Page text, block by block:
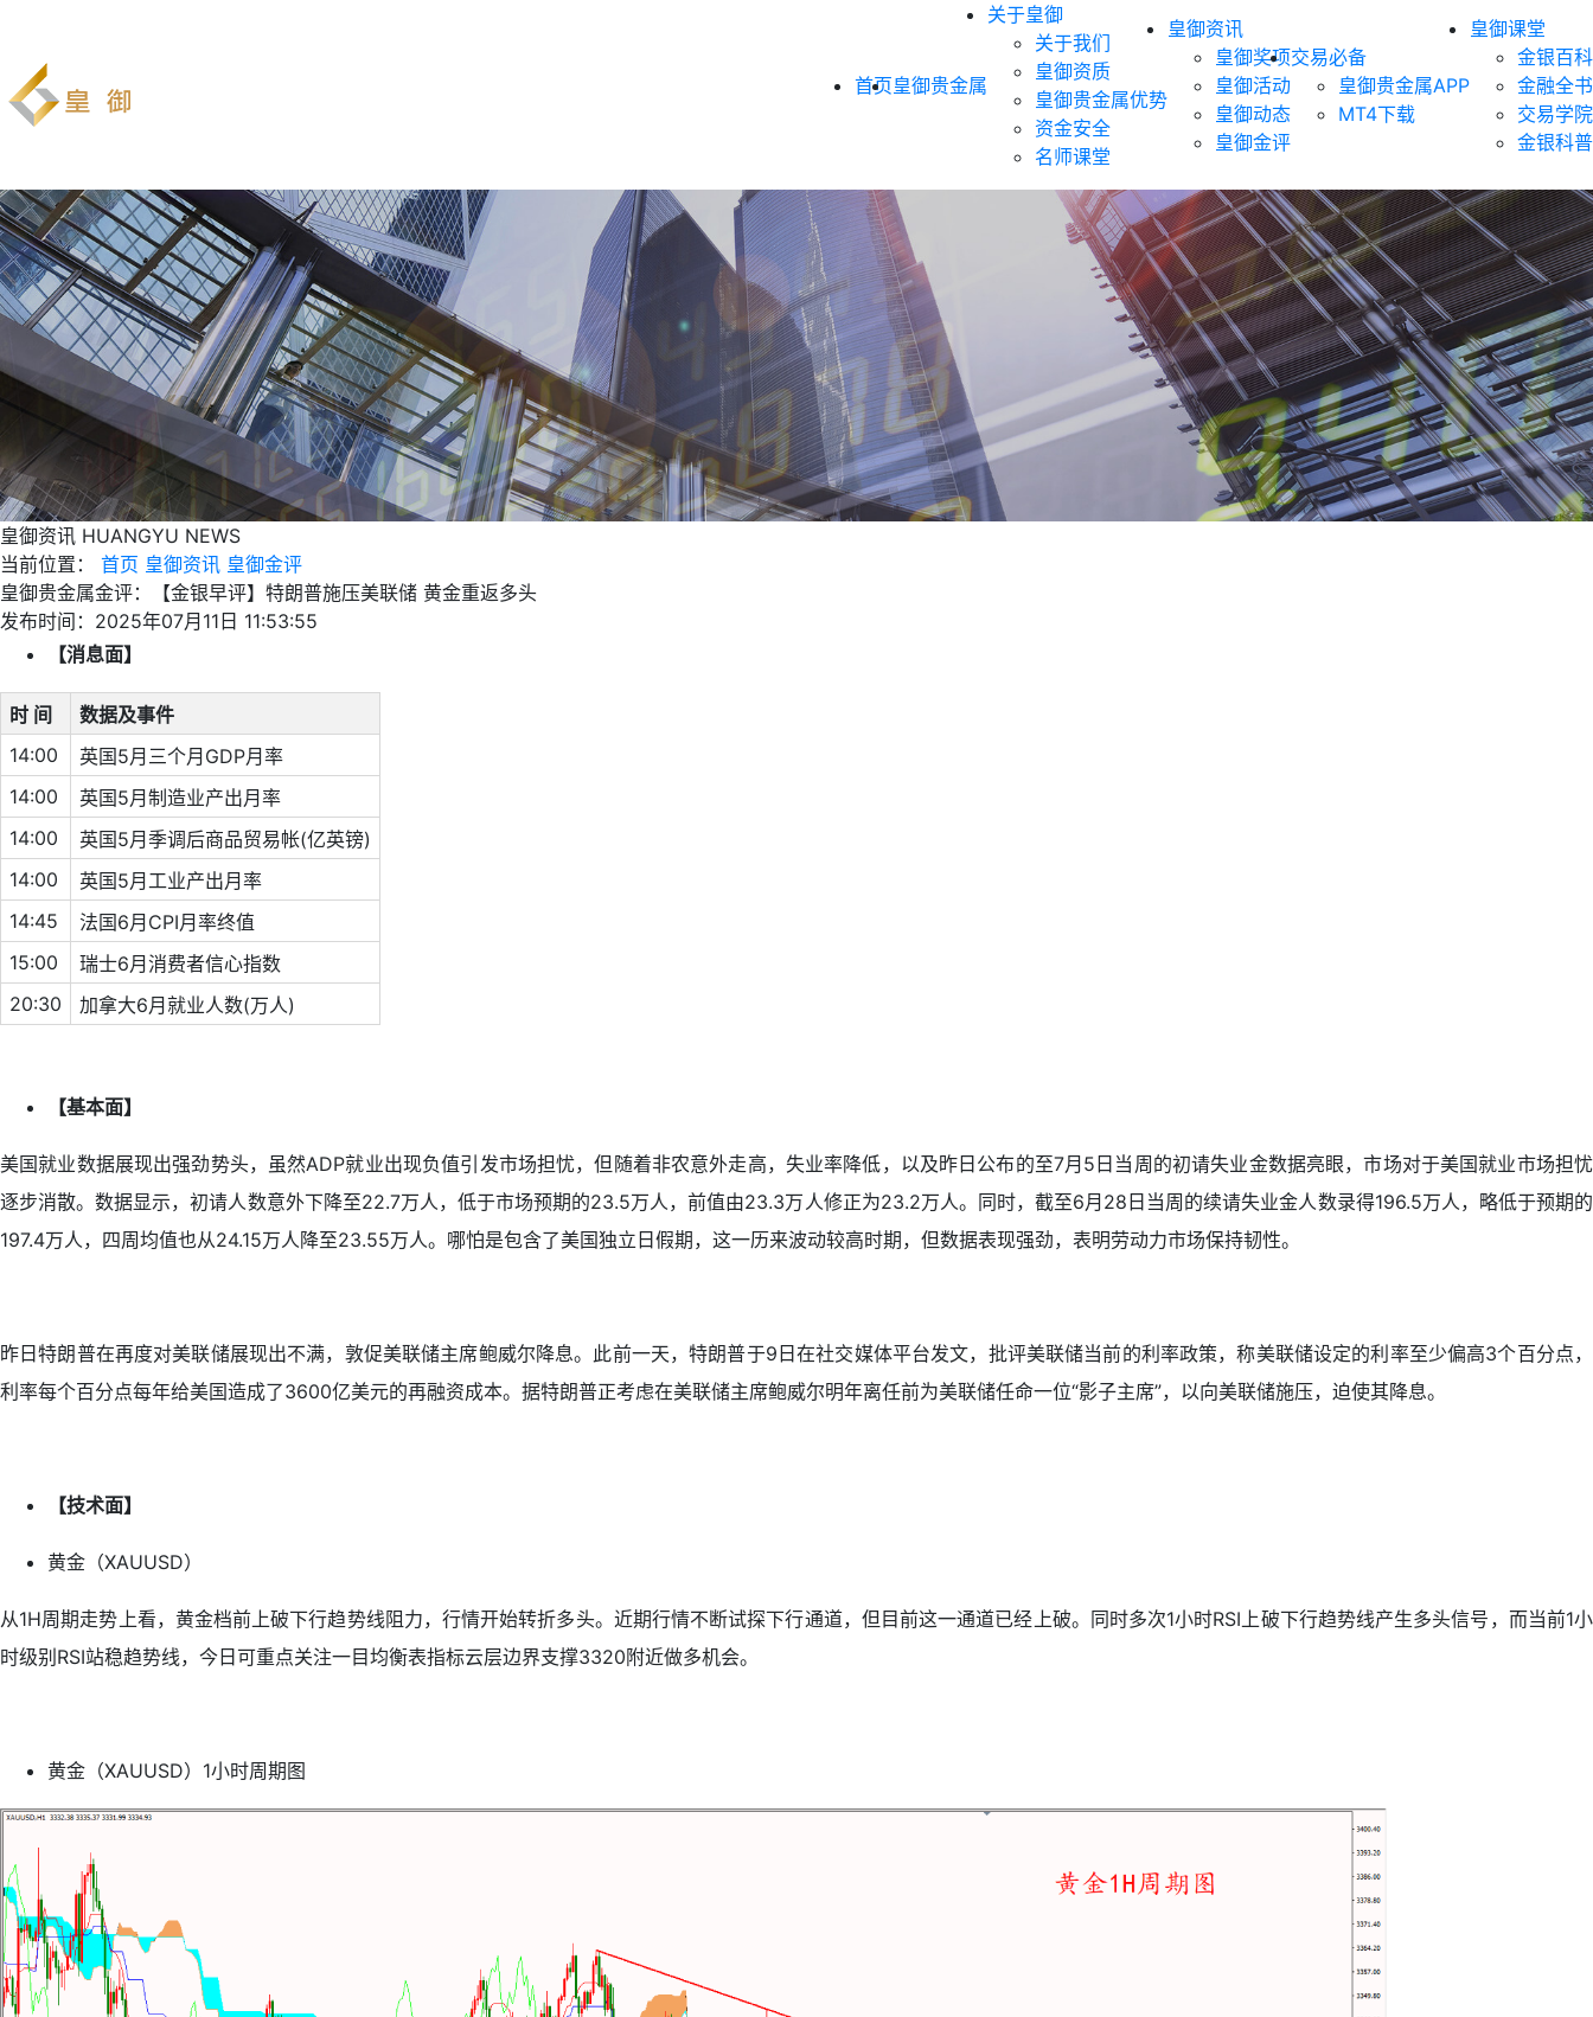
首页皇御贵金属
关于皇御
关于我们
皇御资质
皇御贵金属优势
资金安全
名师课堂
皇御资讯
皇御奖项
皇御活动
皇御动态
皇御金评
交易必备
皇御贵金属APP
MT4下载
皇御课堂
金银百科
金融全书
交易学院
金银科普
皇御资讯 HUANGYU NEWS
当前位置：
首页 皇御资讯 皇御金评
皇御贵金属金评：【金银早评】特朗普施压美联储 黄金重返多头
发布时间：2025年07月11日 11:53:55
【消息面】
时 间
数据及事件
14:00
英国5月三个月GDP月率
14:00
英国5月制造业产出月率
14:00
英国5月季调后商品贸易帐(亿英镑)
14:00
英国5月工业产出月率
14:45
法国6月CPI月率终值
15:00
瑞士6月消费者信心指数
20:30
加拿大6月就业人数(万人)
【基本面】
美国就业数据展现出强劲势头，虽然ADP就业出现负值引发市场担忧，但随着非农意外走高，失业率降低，以及昨日公布的至7月5日当周的初请失业金数据亮眼，市场对于美国就业市场担忧
逐步消散。数据显示，初请人数意外下降至22.7万人，低于市场预期的23.5万人，前值由23.3万人修正为23.2万人。同时，截至6月28日当周的续请失业金人数录得196.5万人，略低于预期的
197.4万人，四周均值也从24.15万人降至23.55万人。哪怕是包含了美国独立日假期，这一历来波动较高时期，但数据表现强劲，表明劳动力市场保持韧性。
昨日特朗普在再度对美联储展现出不满，敦促美联储主席鲍威尔降息。此前一天，特朗普于9日在社交媒体平台发文，批评美联储当前的利率政策，称美联储设定的利率至少偏高3个百分点，
利率每个百分点每年给美国造成了3600亿美元的再融资成本。据特朗普正考虑在美联储主席鲍威尔明年离任前为美联储任命一位“影子主席”，以向美联储施压，迫使其降息。
【技术面】
黄金（XAUUSD）
从1H周期走势上看，黄金档前上破下行趋势线阻力，行情开始转折多头。近期行情不断试探下行通道，但目前这一通道已经上破。同时多次1小时RSI上破下行趋势线产生多头信号，而当前1小
时级别RSI站稳趋势线，今日可重点关注一目均衡表指标云层边界支撑3320附近做多机会。
黄金（XAUUSD）1小时周期图